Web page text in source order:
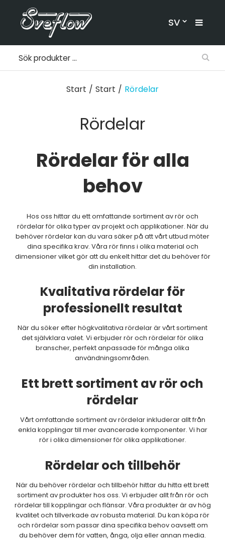
SV
Start / Start / Rördelar
Rördelar
Rördelar för alla
behov
Hos oss hittar du ett omfattande sortiment av rör och
rördelar för olika typer av projekt och applikationer. När du
behöver rördelar kan du vara säker på att vårt utbud möter
dina specifika krav. Våra rör finns i olika material och
dimensioner vilket gör att du enkelt hittar det du behöver för
din installation.
Kvalitativa rördelar för
professionellt resultat
När du söker efter högkvalitativa rördelar är vårt sortiment
det självklara valet. Vi erbjuder rör och rördelar för olika
branscher, perfekt anpassade för många olika
användningsområden.
Ett brett sortiment av rör och
rördelar
Vårt omfattande sortiment av rördelar inkluderar allt från
enkla kopplingar till mer avancerade komponenter. Vi har
rör i olika dimensioner för olika applikationer.
Rördelar och tillbehör
När du behöver rördelar och tillbehör hittar du hitta ett brett
sortiment av produkter hos oss. Vi erbjuder allt från rör och
rördelar till kopplingar och flänsar. Våra produkter är av hög
kvalitet och tillverkade av robusta material. Du kan köpa rör
och rördelar som passar dina specifika behov oavsett om
du behöver dem för vatten, ånga, olja eller annan media.